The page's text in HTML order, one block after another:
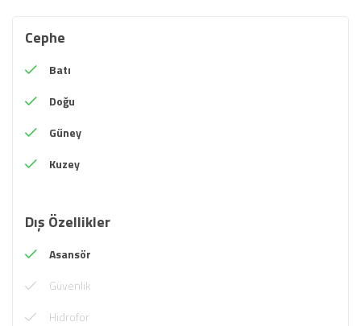
Cephe
Batı
Doğu
Güney
Kuzey
Dış Özellikler
Asansör
Güvenlik
Hidrofor